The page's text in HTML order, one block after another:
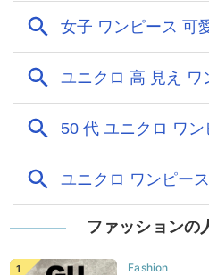
ファッションの